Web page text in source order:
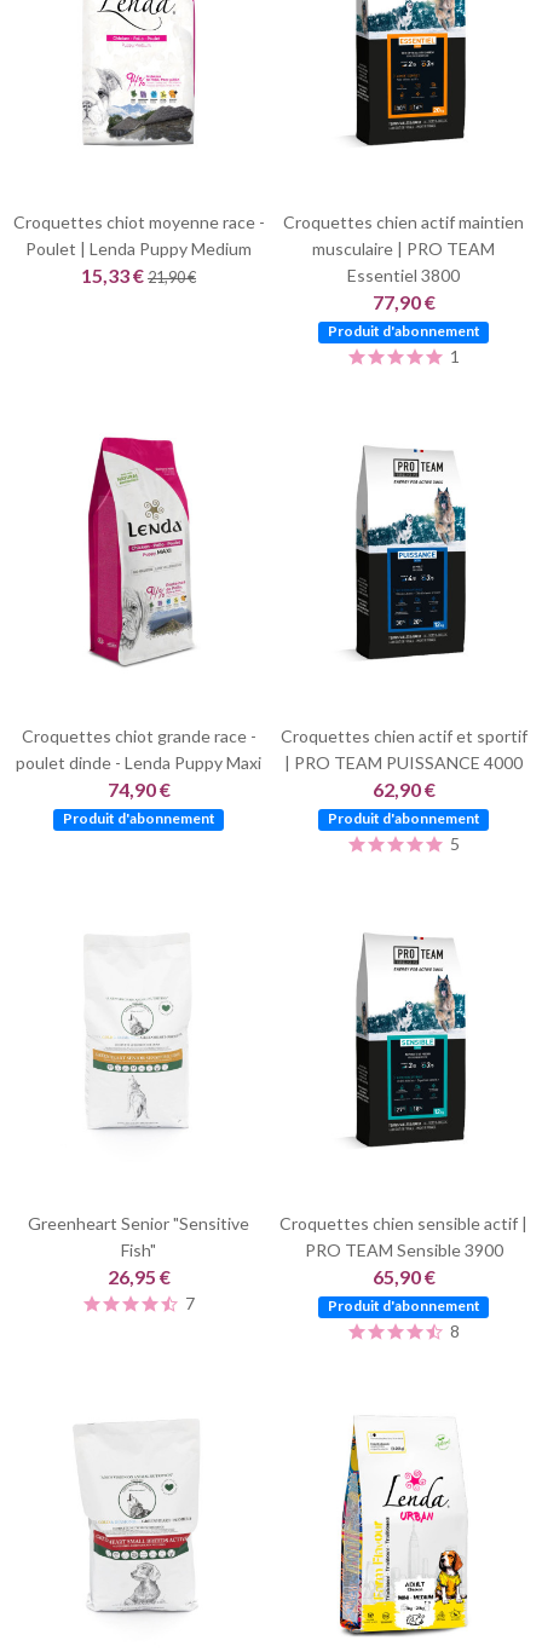
Croquettes chiot moyenne race -
Poulet | Lenda Puppy Medium
15,33 €21,90 €
Croquettes chien actif maintien
musculaire | PRO TEAM
Essentiel 3800
77,90 €
Produit d'abonnement
1
Croquettes chiot grande race -
poulet dinde - Lenda Puppy Maxi
74,90 €
Produit d'abonnement
Croquettes chien actif et sportif
| PRO TEAM PUISSANCE 4000
62,90 €
Produit d'abonnement
5
Greenheart Senior "Sensitive
Fish"
26,95 €
7
Croquettes chien sensible actif |
PRO TEAM Sensible 3900
65,90 €
Produit d'abonnement
8